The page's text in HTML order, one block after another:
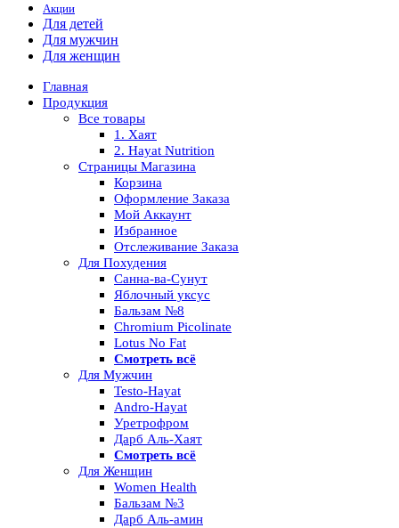
Акции
Для детей
Для мужчин
Для женщин
Главная
Продукция
Все товары
1. Хаят
2. Hayat Nutrition
Страницы Магазина
Корзина
Оформление Заказа
Мой Аккаунт
Избранное
Отслеживание Заказа
Для Похудения
Санна-ва-Сунут
Яблочный уксус
Бальзам №8
Chromium Picolinate
Lotus No Fat
Смотреть всё
Для Мужчин
Testo-Hayat
Andro-Hayat
Уретрофром
Дарб Аль-Хаят
Смотреть всё
Для Женщин
Women Health
Бальзам №3
Дарб Аль-амин